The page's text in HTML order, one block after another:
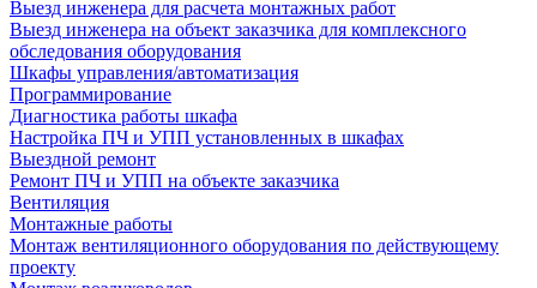
Выезд инженера для расчета монтажных работ
Выезд инженера на объект заказчика для комплексного
обследования оборудования
Шкафы управления/автоматизация
Программирование
Диагностика работы шкафа
Настройка ПЧ и УПП установленных в шкафах
Выездной ремонт
Ремонт ПЧ и УПП на объекте заказчика
Вентиляция
Монтажные работы
Монтаж вентиляционного оборудования по действующему
проекту